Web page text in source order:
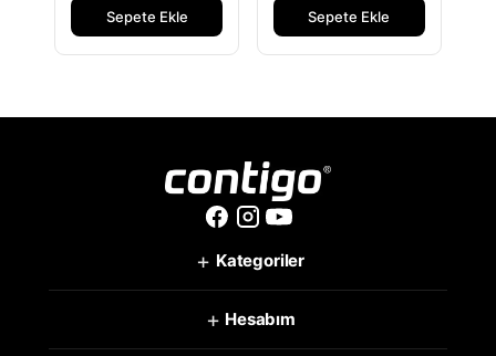
Sepete Ekle Sepete Ekle
+ Kategoriler
+ Hesabım